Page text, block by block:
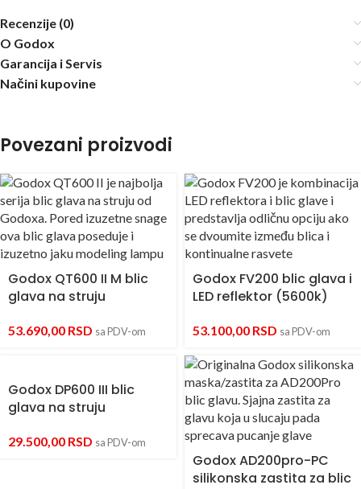
Recenzije (0)
O Godox
Garancija i Servis
Načini kupovine
Povezani proizvodi
Godox QT600 II M blic
glava na struju
53.690,00 RSD sa PDV-om
Godox FV200 blic glava i
LED reflektor (5600k)
53.100,00 RSD sa PDV-om
Godox DP600 III blic
glava na struju
29.500,00 RSD sa PDV-om
Godox AD200pro-PC
silikonska zastita za blic